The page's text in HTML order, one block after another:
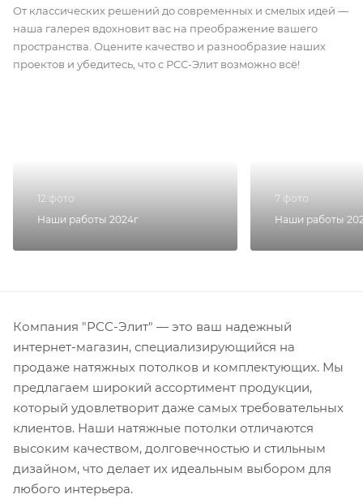
От классических решений до современных и смелых идей —
наша галерея вдохновит вас на преображение вашего
пространства. Оцените качество и разнообразие наших
проектов и убедитесь, что с РСС-Элит возможно всё!
12 фото
Наши работы 2024г
7 фото
Наши работы
Компания "РСС-Элит" — это ваш надежный
интернет-магазин, специализирующийся на
продаже натяжных потолков и комплектующих. Мы
предлагаем широкий ассортимент продукции,
который удовлетворит даже самых требовательных
клиентов. Наши натяжные потолки отличаются
высоким качеством, долговечностью и стильным
дизайном, что делает их идеальным выбором для
любого интерьера.